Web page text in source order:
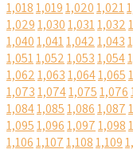
1,0181,0191,0201,021
1,0291,0301,0311,032
1,0401,0411,0421,043
1,0511,0521,0531,054
1,0621,0631,0641,065
1,0731,0741,0751,076
1,0841,0851,0861,087
1,0951,0961,0971,098
1,1061,1071,1081,109